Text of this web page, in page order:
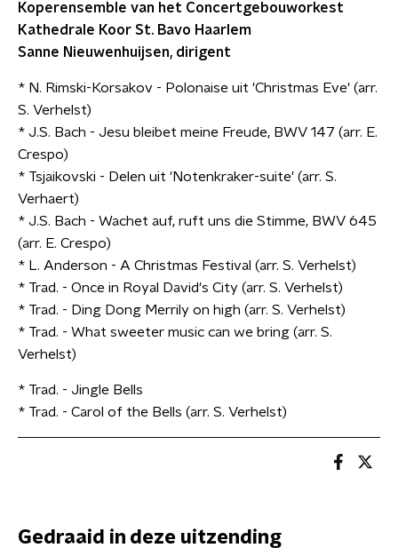
Koperensemble van het Concertgebouworkest
Kathedrale Koor St. Bavo Haarlem
Sanne Nieuwenhuijsen, dirigent
* N. Rimski-Korsakov - Polonaise uit 'Christmas Eve' (arr.
S. Verhelst)
* J.S. Bach - Jesu bleibet meine Freude, BWV 147 (arr. E.
Crespo)
* Tsjaikovski - Delen uit 'Notenkraker-suite' (arr. S.
Verhaert)
* J.S. Bach - Wachet auf, ruft uns die Stimme, BWV 645
(arr. E. Crespo)
* L. Anderson - A Christmas Festival (arr. S. Verhelst)
* Trad. - Once in Royal David's City (arr. S. Verhelst)
* Trad. - Ding Dong Merrily on high (arr. S. Verhelst)
* Trad. - What sweeter music can we bring (arr. S.
Verhelst)
* Trad. - Jingle Bells
* Trad. - Carol of the Bells (arr. S. Verhelst)
Gedraaid in deze uitzending